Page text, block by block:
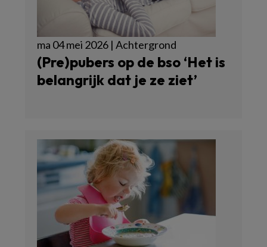
ma 04 mei 2026 | Achtergrond
(Pre)pubers op de bso ‘Het is
belangrijk dat je ze ziet’